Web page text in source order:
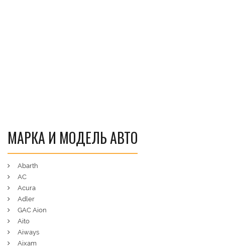
МАРКА И МОДЕЛЬ АВТО
Abarth
AC
Acura
Adler
GAC Aion
Aito
Aiways
Aixam